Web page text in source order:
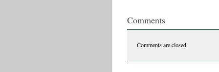
trebuie
nici
nici
ci
Comments
Comments are closed.